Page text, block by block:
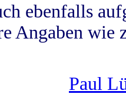
ebenfalls
Angaben wie
Paul